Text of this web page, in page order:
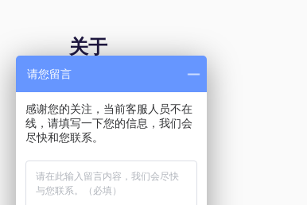
关于
联系我们
加入我们
请您留言
感谢您的关注，当前客服人员不在
线，请填写一下您的信息，我们会
尽快和您联系。